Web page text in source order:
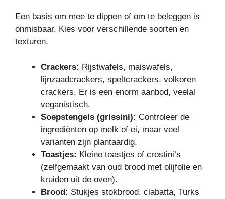
Een basis om mee te dippen of om te beleggen is
onmisbaar. Kies voor verschillende soorten en
texturen.
Crackers: Rijstwafels, maiswafels,
lijnzaadcrackers, speltcrackers, volkoren
crackers. Er is een enorm aanbod, veelal
veganistisch.
Soepstengels (grissini): Controleer de
ingrediënten op melk of ei, maar veel
varianten zijn plantaardig.
Toastjes: Kleine toastjes of crostini’s
(zelfgemaakt van oud brood met olijfolie en
kruiden uit de oven).
Brood: Stukjes stokbrood, ciabatta, Turks